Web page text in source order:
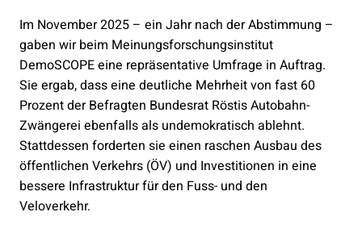
Im November 2025 – ein Jahr nach der Abstimmung –
gaben wir beim Meinungsforschungsinstitut
DemoSCOPE eine repräsentative Umfrage in Auftrag.
Sie ergab, dass eine deutliche Mehrheit von fast 60
Prozent der Befragten Bundesrat Röstis Autobahn-
Zwängerei ebenfalls als undemokratisch ablehnt.
Stattdessen forderten sie einen raschen Ausbau des
öffentlichen Verkehrs (ÖV) und Investitionen in eine
bessere Infrastruktur für den Fuss- und den
Veloverkehr.